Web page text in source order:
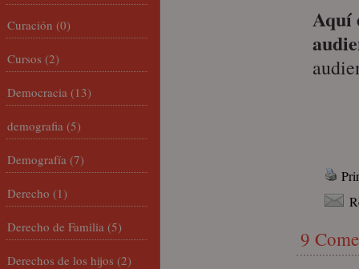
Aquí
9
Curación (0)
Cursos (2)
Democracia (13)
demografia (5)
Demografía (7)
Derecho (1)
Derecho de Familia (5)
Derechos de los hijos (2)